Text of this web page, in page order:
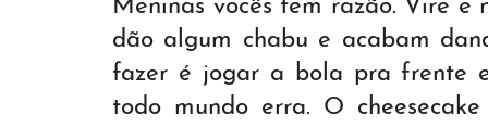
Meninas vocês tem razão. Vire e
dão algum chabu e acabam
fazer é jogar a bola pra frente
todo mundo erra. O